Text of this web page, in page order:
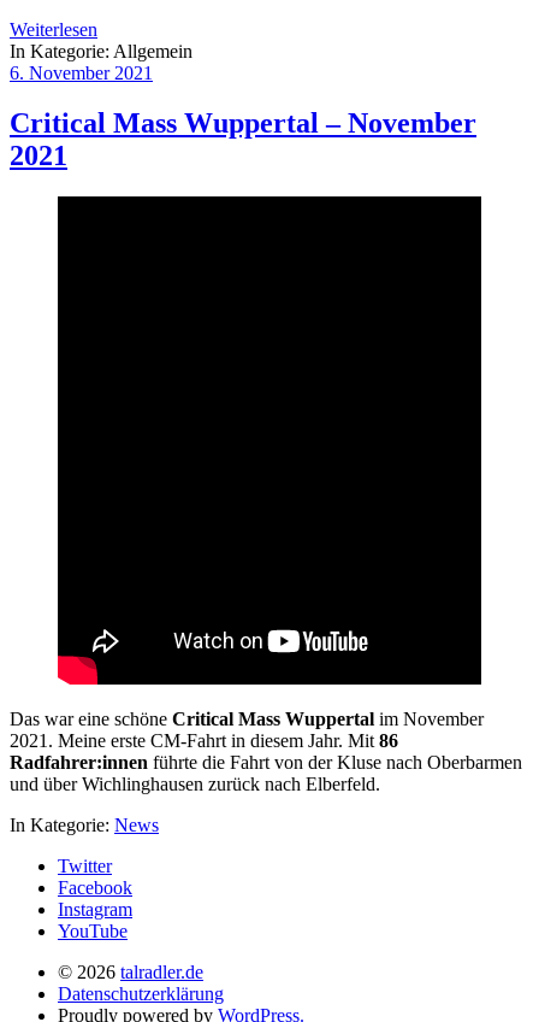
Weiterlesen
In Kategorie: Allgemein
6. November 2021
Critical Mass Wuppertal – November
2021
Das war eine schöne Critical Mass Wuppertal im November
2021. Meine erste CM-Fahrt in diesem Jahr. Mit 86
Radfahrer:innen führte die Fahrt von der Kluse nach Oberbarmen
und über Wichlinghausen zurück nach Elberfeld.
In Kategorie: News
Twitter
Facebook
Instagram
YouTube
© 2026 talradler.de
Datenschutzerklärung
Proudly powered by WordPress.